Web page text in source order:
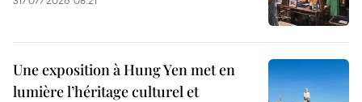
Une exposition à Hung Yen met en
lumière l’héritage culturel et